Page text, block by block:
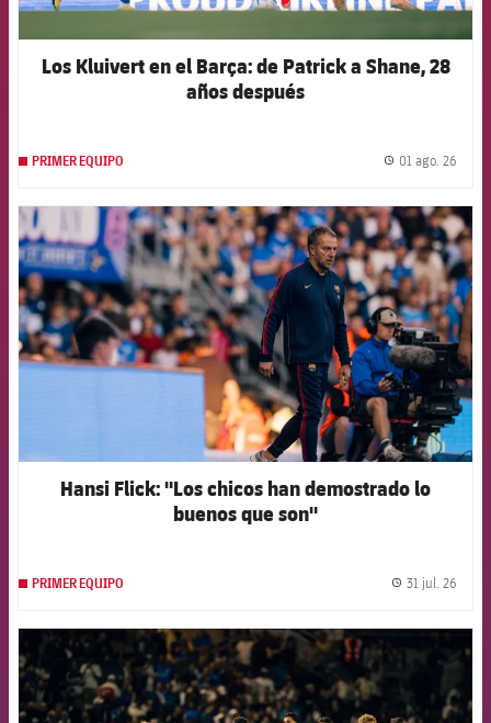
Los Kluivert en el Barça: de Patrick a Shane, 28
años después
PRIMER EQUIPO 01 ago. 26
FCB Barcelona badge
Hansi Flick: "Los chicos han demostrado lo
buenos que son"
PRIMER EQUIPO 31 jul. 26
FCB Barcelona badge